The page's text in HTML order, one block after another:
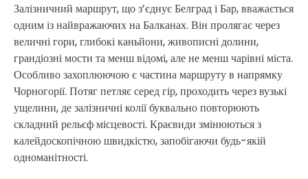
Залізничний маршрут, що з’єднує Белград і Бар, вважається
одним із найвражаючих на Балканах. Він пролягає через
величні гори, глибокі каньйони, живописні долини,
грандіозні мости та менш відомі, але не менш чарівні міста.
Особливо захоплюючою є частина маршруту в напрямку
Чорногорії. Потяг петляє серед гір, проходить через вузькі
ущелини, де залізничні колії буквально повторюють
складний рельєф місцевості. Краєвиди змінюються з
калейдоскопічною швидкістю, запобігаючи будь-якій
одноманітності.